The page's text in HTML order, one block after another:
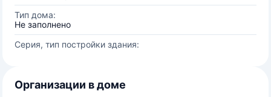
Тип дома:
Не заполнено
Серия, тип постройки здания:
Организации в доме